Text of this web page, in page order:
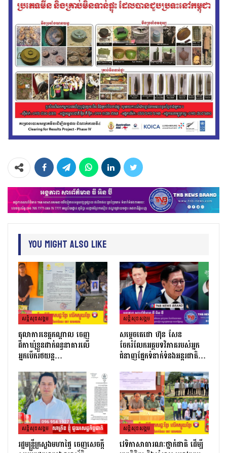
You Might Also Like
សន្តិសុខសង្គម
តុលាការខេត្តកណ្ដាល ចេញ
ដីកាឃុំខ្លួនដាក់ពន្ធនាគារលើ
អ្នកបើករថយន្ត…
សន្តិសុខសង្គម
សម្តេចតេជោ ហ៊ុន សែន
ចែករំលែកអត្ថបទវិភាគរបស់អ្នក
ជំនាញផ្នែកទំនាក់ទំនងអន្តរជាតិ…
សន្តិសុខសង្គម
រដ្ឋមន្ដ្រីក្រសួងមហាផ្ទៃ ចេញសេចក្តី
សន្តិសុខសង្គម
វេទិកាសាធារណៈថ្នាក់ជាតិ ដើម្បី